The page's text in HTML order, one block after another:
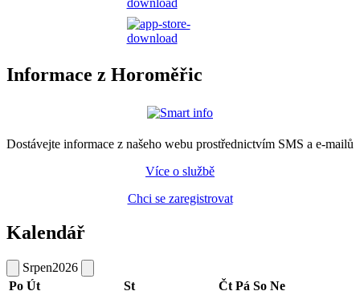
Informace z Horoměřic
Dostávejte informace z našeho webu prostřednictvím SMS a e-mailů
Více o službě
Chci se zaregistrovat
Kalendář
Srpen2026
Po Út St Čt Pá So Ne